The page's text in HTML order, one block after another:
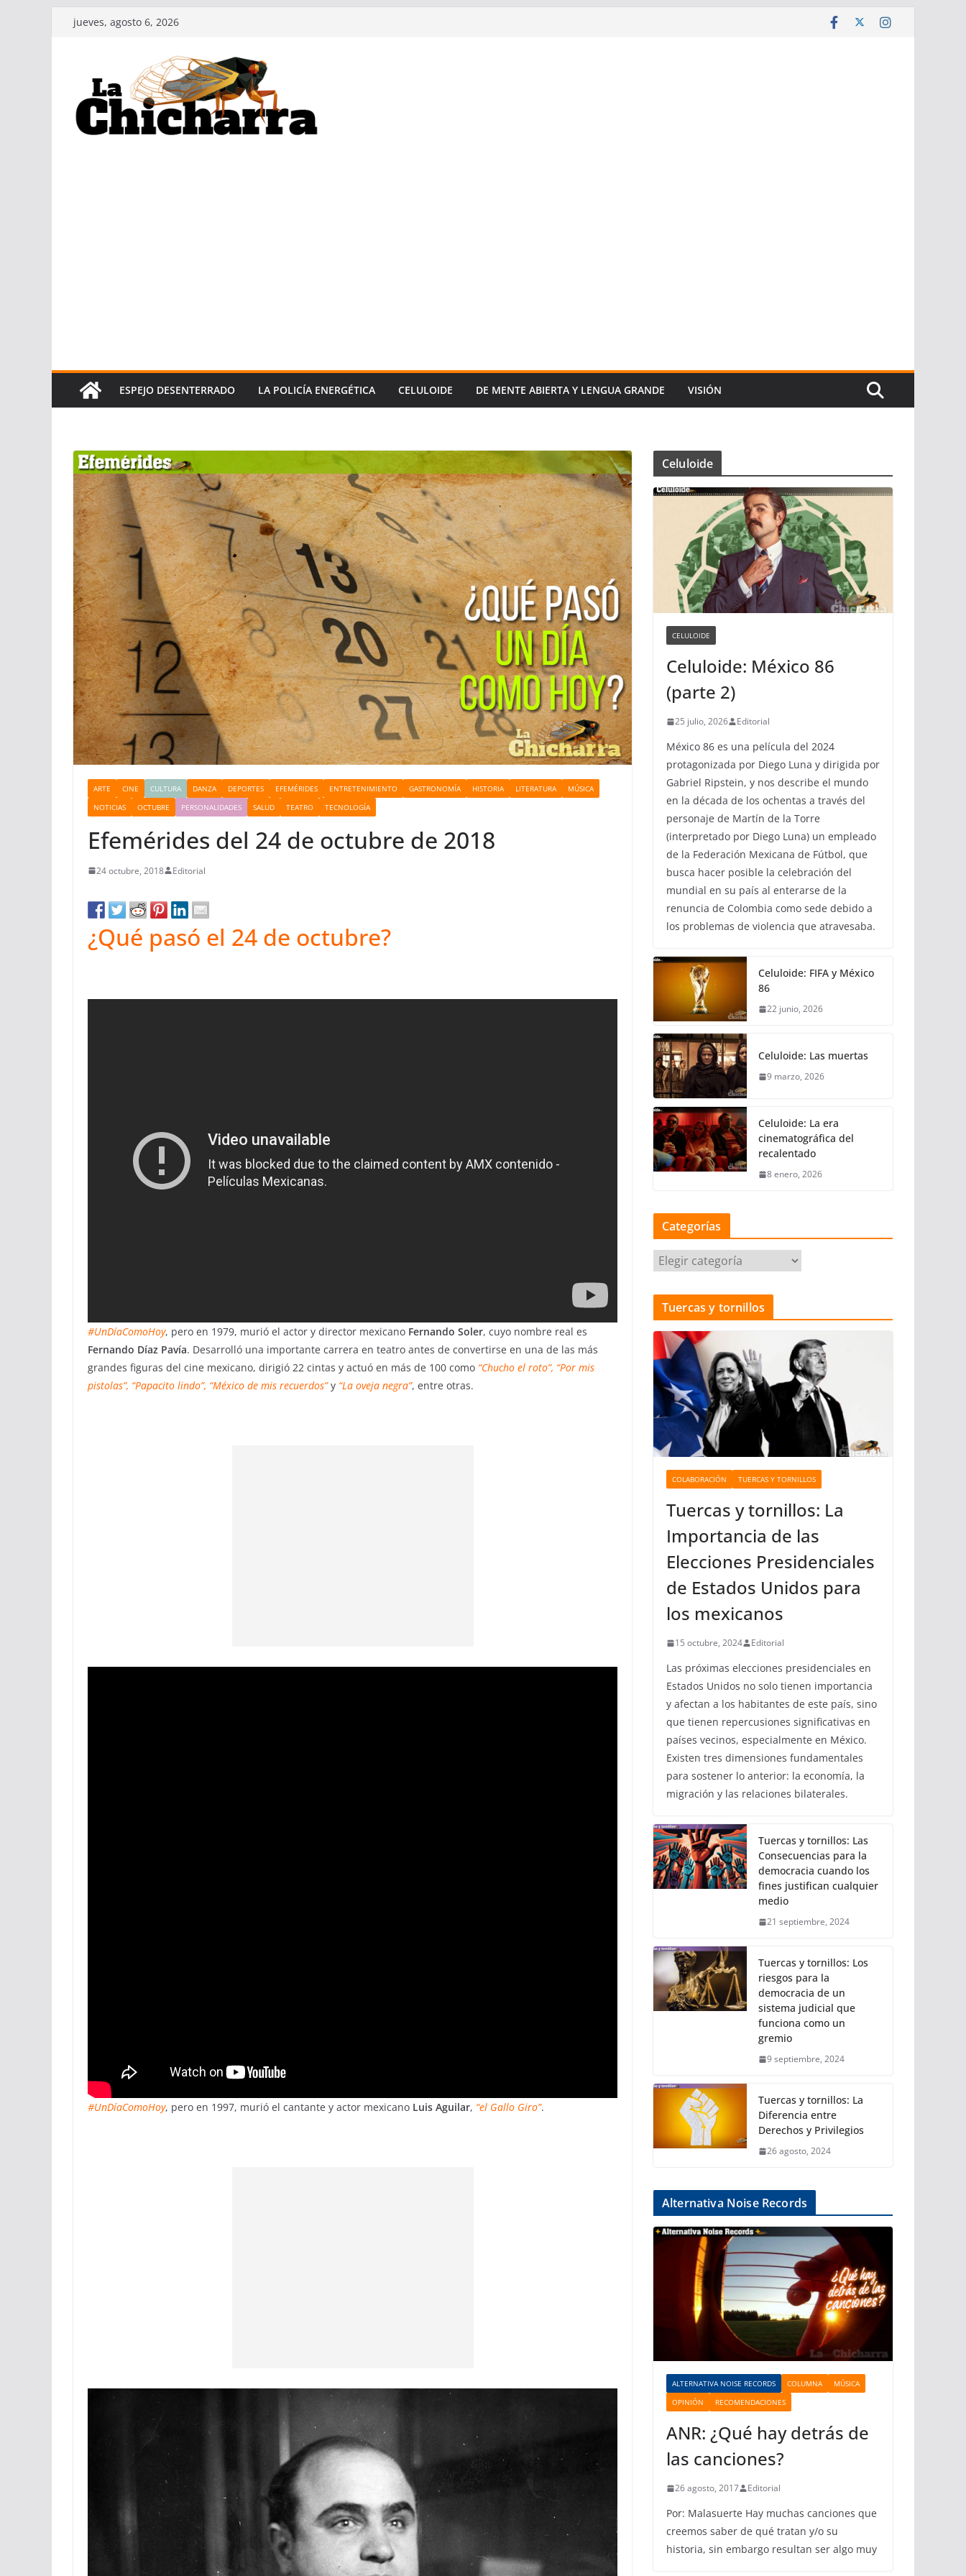
Saltarjueves, agosto 6, 2026
ESPEJO DESENTERRADO LA POLICÍA ENERGÉTICA CELULOIDE DE MENTE ABIERTA Y LENGUA GRANDE VISIÓN
ARTE CINE CULTURA DANZA DEPORTES EFEMÉRIDES ENTRETENIMIENTO GASTRONOMÍA HISTORIA LITERATURA
MÚSICA
NOTICIAS
OCTUBRE PERSONALIDADES SALUD TEATRO TECNOLOGÍA
Efemérides del 24 de octubre de 2018
24 octubre, 2018 Editorial
¿Qué pasó el 24 de octubre?
#UnDíaComoHoy, pero en 1979, murió el actor y director mexicano Fernando Soler, cuyo nombre real es
Fernando Díaz Pavía. Desarrolló una importante carrera en teatro antes de convertirse en una de las más
grandes figuras del cine mexicano, dirigió 22 cintas y actuó en más de 100 como “Chucho el roto”, “Por mis
pistolas”, “Papacito lindo”, “México de mis recuerdos” y “La oveja negra”, entre otras.
#UnDíaComoHoy, pero en 1997, murió el cantante y actor mexicano Luis Aguilar, “el Gallo Giro”.
Celuloide
CELULOIDE
Celuloide: México 86
(parte 2)
25 julio, 2026 Editorial
México 86 es una película del 2024
protagonizada por Diego Luna y dirigida por
Gabriel Ripstein, y nos describe el mundo
en la década de los ochentas a través del
personaje de Martín de la Torre
(interpretado por Diego Luna) un empleado
de la Federación Mexicana de Fútbol, que
busca hacer posible la celebración del
mundial en su país al enterarse de la
renuncia de Colombia como sede debido a
los problemas de violencia que atravesaba.
Celuloide: FIFA y México
86
22 junio, 2026
Celuloide: Las muertas
9 marzo, 2026
Celuloide: La era
cinematográfica del
recalentado
8 enero, 2026
Categorías
t
g
r
í
a
s
Tuercas y tornillos
COLABORACIÓN TUERCAS Y TORNILLOS
Tuercas y tornillos: La
Importancia de las
Elecciones Presidenciales
de Estados Unidos para
los mexicanos
15 octubre, 2024 Editorial
Las próximas elecciones presidenciales en
Estados Unidos no solo tienen importancia
y afectan a los habitantes de este país, sino
que tienen repercusiones significativas en
países vecinos, especialmente en México.
Existen tres dimensiones fundamentales
para sostener lo anterior: la economía, la
migración y las relaciones bilaterales.
Tuercas y tornillos: Las
Consecuencias para la
democracia cuando los
fines justifican cualquier
medio
21 septiembre, 2024
Tuercas y tornillos: Los
riesgos para la
democracia de un
sistema judicial que
funciona como un
gremio
9 septiembre, 2024
Tuercas y tornillos: La
Diferencia entre
Derechos y Privilegios
26 agosto, 2024
Alternativa Noise Records
ALTERNATIVA NOISE RECORDS COLUMNA
MÚSICA
OPINIÓN
RECOMENDACIONES
ANR: ¿Qué hay detrás de
las canciones?
26 agosto, 2017 Editorial
Por: Malasuerte Hay muchas canciones que
creemos saber de qué tratan y/o su
historia, sin embargo resultan ser algo muy